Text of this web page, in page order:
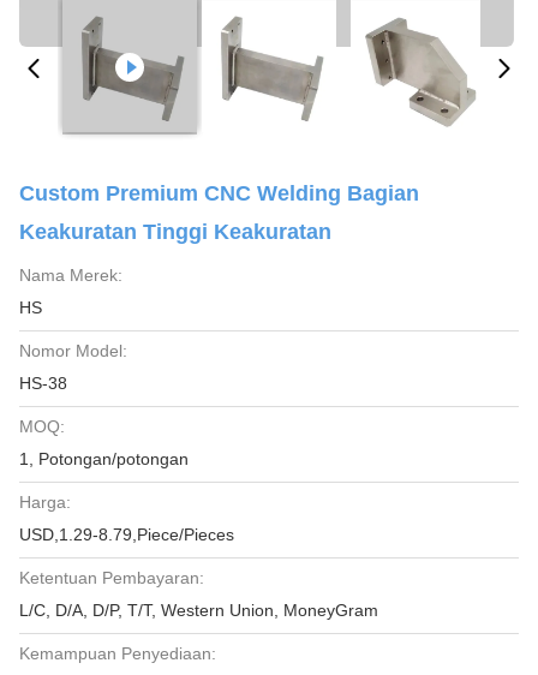
Custom Premium CNC Welding Bagian
Keakuratan Tinggi Keakuratan
Nama Merek:
HS
Nomor Model:
HS-38
MOQ:
1, Potongan/potongan
Harga:
USD,1.29-8.79,Piece/Pieces
Ketentuan Pembayaran:
L/C, D/A, D/P, T/T, Western Union, MoneyGram
Kemampuan Penyediaan: